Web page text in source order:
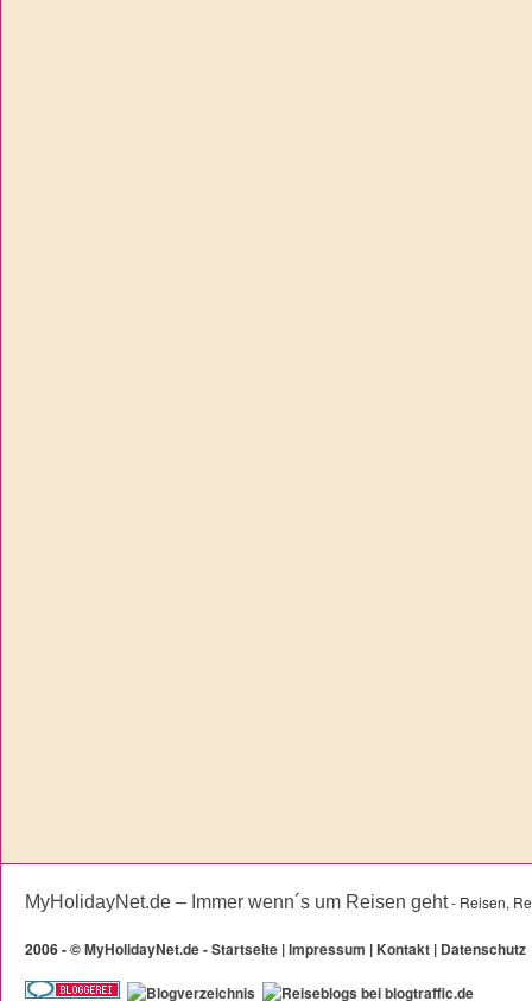
MyHolidayNet.de – Immer wenn´s um Reisen geht- Reisen,
2006 -©MyHolidayNet.de - Startseite |Impressum | Kontakt | Datenschutz